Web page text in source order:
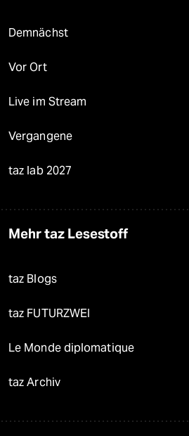
Demnächst
Vor Ort
Live im Stream
Vergangene
taz lab 2027
Mehr taz Lesestoff
taz Blogs
taz FUTURZWEI
Le Monde diplomatique
taz Archiv